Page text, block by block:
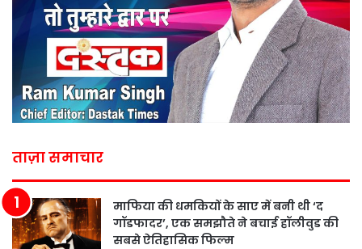
ताज़ा समाचार
माफिया की धमकियों के साए में बनी थी ‘द
गॉडफादर’, एक समझौते ने बचाई हॉलीवुड की
सबसे ऐतिहासिक फिल्म